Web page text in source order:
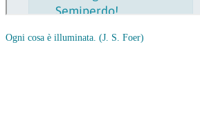
Ogni cosa è illuminata. (J. S. Foer)